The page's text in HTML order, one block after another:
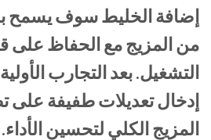
إضافة الخليط سوف يسمح
من المزيج مع الحفاظ على
التشغيل. بعد التجارب
إدخال تعديلات طفيفة على
المزيج الكلي لتحسين الأداء.